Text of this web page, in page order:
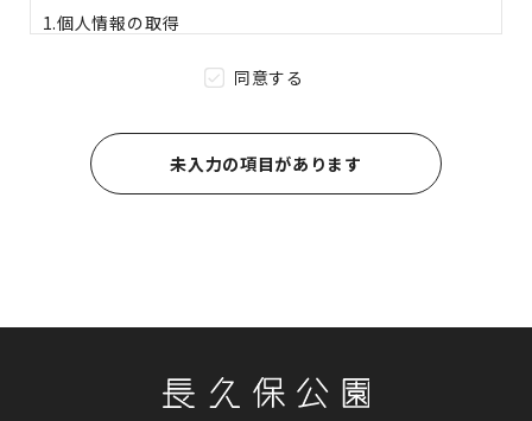
1.個人情報の取得
れ以外の情報は収集しません。
個人情報を不正な手段で収集しません。
3.個人情報の第三者提供
らかじめ第三者への提供に対する同意を得ない第三者へ
の提供は行いません。
同意する
未入力の項目があります